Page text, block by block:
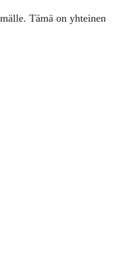
Tämä on yhteinen